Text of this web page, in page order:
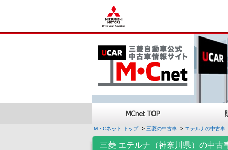
M・Cネット トップ 三菱の中古車 エテルナの中古車
三菱 エテルナ（神奈川県）の中古